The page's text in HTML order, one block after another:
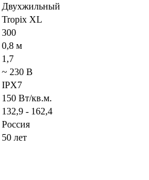
Двухжильный
Tropix XL
300
0,8 м
1,7
~ 230 В
IPX7
150 Вт/кв.м.
132,9 - 162,4
Россия
50 лет